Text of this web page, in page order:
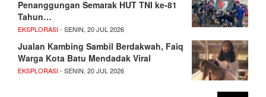
Penanggungan Semarak HUT TNI ke-81
Tahun…
EKSPLORASI- SENIN, 20 JUL 2026
Jualan Kambing Sambil Berdakwah, Faiq
Warga Kota Batu Mendadak Viral
EKSPLORASI- SENIN, 20 JUL 2026